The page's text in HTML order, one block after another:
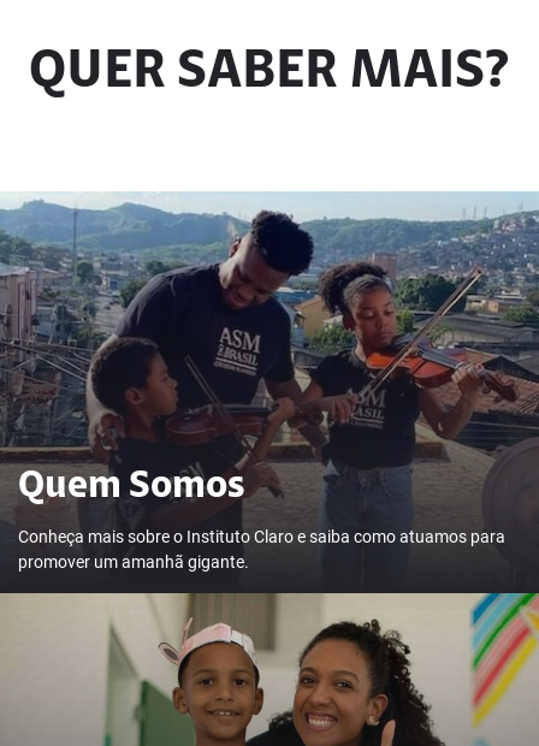
QUER SABER MAIS?
Quem Somos
Conheça mais sobre o Instituto Claro e saiba como atuamos para
promover um amanhã gigante.